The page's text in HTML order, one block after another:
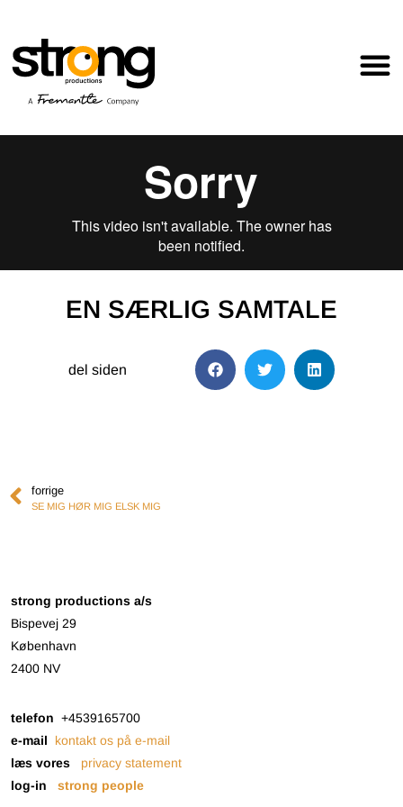
EN SÆRLIG SAMTALE
del siden
forrige
SE MIG HØR MIG ELSK MIG
strong productions a/s
Bispevej 29
København
2400 NV
telefon +4539165700
e-mail kontakt os på e-mail
læs vores privacy statement
log-in
strong people